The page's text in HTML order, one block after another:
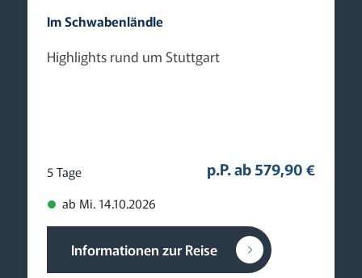
Im Schwabenländle
Highlights rund um Stuttgart
5 Tage
ab Mi. 14.10.2026
p.P. ab 579,90 €
Informationen zur Reise